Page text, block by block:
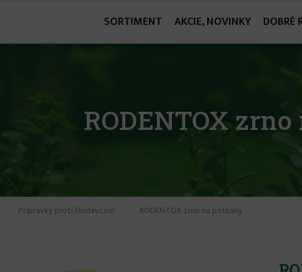
SORTIMENT AKCIE, NOVINKY DOBRÉ
RODENTOX
Prípravky proti hlodavcom RODENTOX zrno na potkany